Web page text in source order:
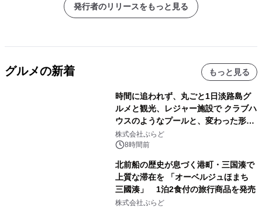
発行者のリリースをもっと見る
グルメの新着 もっと見る
時間に追われず、丸ごと1日淡路島グ
ルメと観光、レジャー施設で クラブハ
ウスのようなプールと、変わった形の
サウナも 「THE BOXY AWAJI」のお
得な素泊まり連泊プランで
株式会社ぷらど
8時間前
北前船の歴史が息づく港町・三国湊で
上質な滞在を 「オーベルジュほまち
三國湊」 1泊2食付の旅行商品を発売
株式会社ぷらど